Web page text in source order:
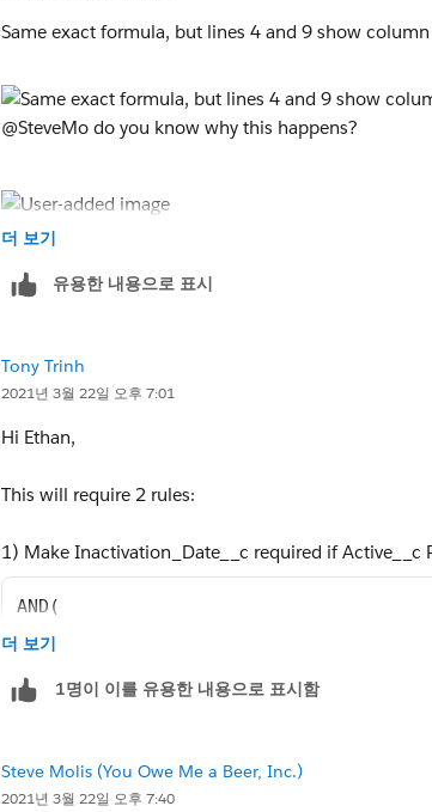
Same exact formula, but lines 4 and 9 show
@SteveMo do you know why this happens?
더 보기
유용한 내용으로 표시
Tony Trinh
2021년 3월 22일 오후 7:01
Hi Ethan,
This will require 2 rules:
1) Make Inactivation_Date__c required if Active__c
AND(
ISPICKVAL(Active__c, "Inactive"),
)
AND(
더 보기
1명이 이를 유용한 내용으로 표시함
Steve Molis (You Owe Me a Beer, Inc.)
2021년 3월 22일 오후 7:40